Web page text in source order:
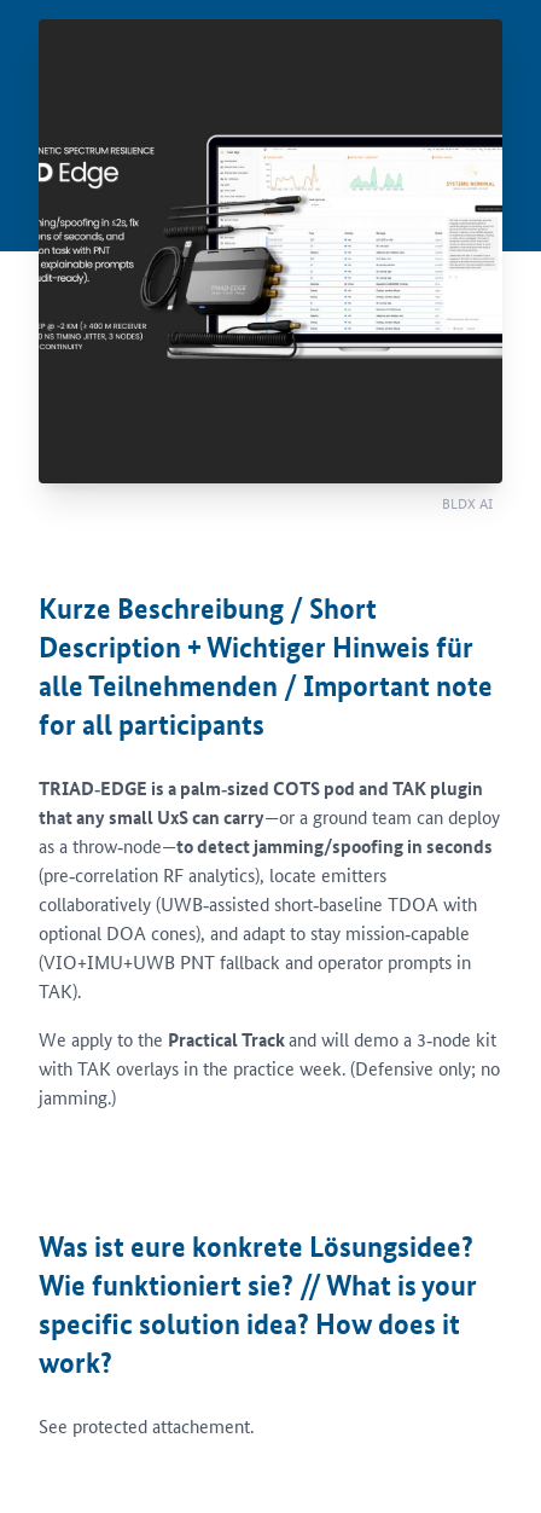
BLDX AI
Kurze Beschreibung / Short
Description + Wichtiger Hinweis für
alle Teilnehmenden / Important note
for all participants
TRIAD‑EDGE is a palm‑sized COTS pod and TAK plugin
that any small UxS can carry—or a ground team can deploy
as a throw‑node—to detect jamming/spoofing in seconds
(pre‑correlation RF analytics), locate emitters
collaboratively (UWB‑assisted short‑baseline TDOA with
optional DOA cones), and adapt to stay mission‑capable
(VIO+IMU+UWB PNT fallback and operator prompts in
TAK).
We apply to the Practical Trackand will demo a 3‑node kit
with TAK overlays in the practice week. (Defensive only; no
jamming.)
Was ist eure konkrete Lösungsidee?
Wie funktioniert sie? // What is your
specific solution idea? How does it
work?
See protected attachement.